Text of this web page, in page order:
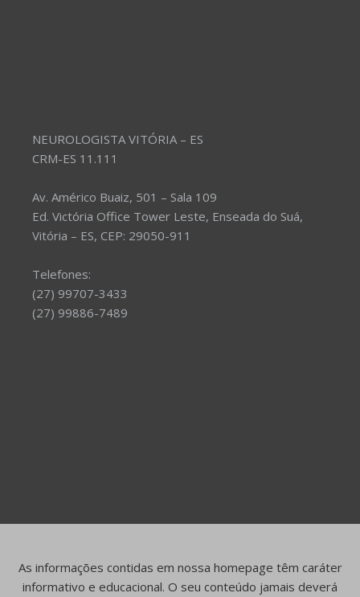
NEUROLOGISTA VITÓRIA – ES
CRM-ES 11.111
Av. Américo Buaiz, 501 – Sala 109
Ed. Victória Office Tower Leste, Enseada do Suá,
Vitória – ES, CEP: 29050-911
Telefones:
(27) 99707-3433
(27) 99886-7489
As informações contidas em nossa homepage têm caráter
informativo e educacional. O seu conteúdo jamais deverá